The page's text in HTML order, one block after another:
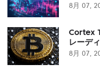
8月 07,
Cortex
レーデ
8月 07,